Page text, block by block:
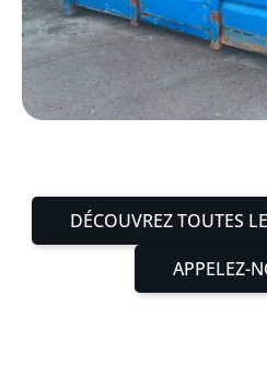
DÉCOUVREZ TOUTES
APPELEZ-